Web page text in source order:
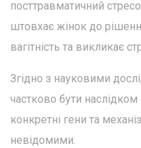
посттравматичний
штовхає жінок до
вагітність та викликає
Згідно з науковими
частково бути
конкретні гени та
невідомими.